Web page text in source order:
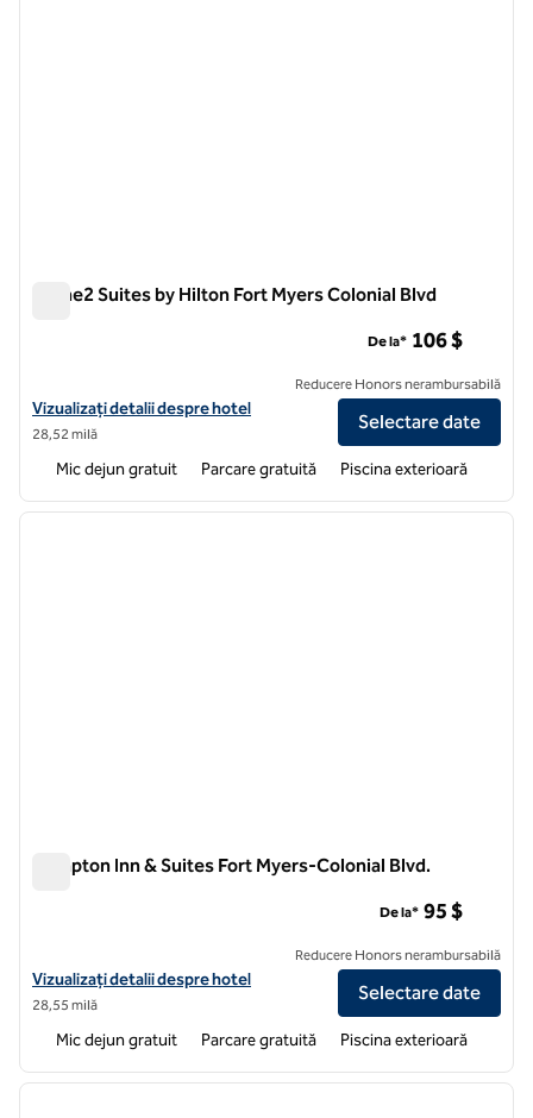
Home2 Suites by Hilton Fort Myers Colonial Blvd
Vizualizați detaliile hotelului pentru Home2 Suites by Hilton Fort
Vizualizați detalii despre hotel
28,52 milă
De la* 106 $
Reducere Honors nerambursabilă
Selectare date
Mic dejun gratuit Parcare gratuită Piscina exterioară
1 din 12
Hampton Inn & Suites Fort Myers-Colonial Blvd.
Vizualizați detaliile hotelului Hampton Inn & Suites Fort Myers-
Vizualizați detalii despre hotel
28,55 milă
De la* 95 $
Reducere Honors nerambursabilă
Selectare date
Mic dejun gratuit Parcare gratuită Piscina exterioară
1 din 12